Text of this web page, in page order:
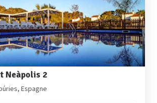
Neàpolis 2
Espagne